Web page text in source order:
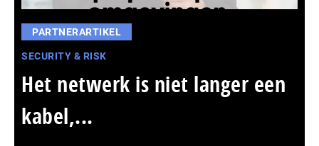
PARTNERARTIKEL
SECURITY & RISK
Het netwerk is niet langer een
kabel,...